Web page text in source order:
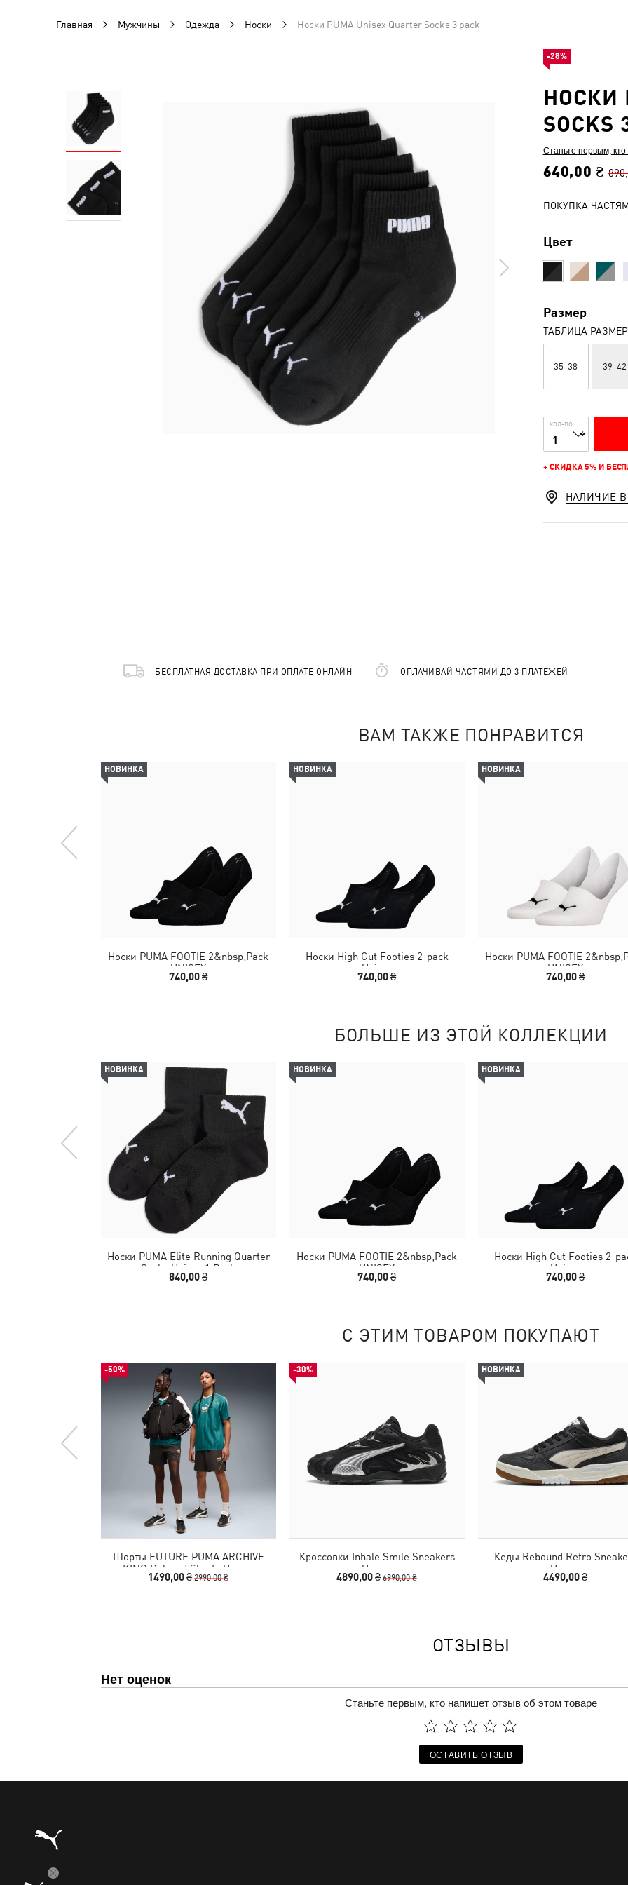
Главная Мужчины Одежда Носки Носки PUMA Unisex Quarter Socks 3 pack
НОСКИ
SOCKS
Станьте первым,
640,00 ₴
ПОКУПКА
Цвет
Размер
ТАБЛИЦА
35-38 39-42
КОЛ-ВО
+ СКИДКА 5% И
-28%
НАЛИЧИЕ
БЕСПЛАТНАЯ ДОСТАВКА ПРИ ОПЛАТЕ ОНЛАЙН ОПЛАЧИВАЙ ЧАСТЯМИ ДО 3 ПЛАТЕЖЕЙ
ВАМ ТАКЖЕ ПОНРАВИТСЯ
НОВИНКА
Носки PUMA FOOTIE 2&nbsp;Pack
UNISEX
740,00 ₴
НОВИНКА
Носки High Cut Footies 2-pack
Unisex
740,00 ₴
НОВИНКА
Носки PUMA FOOTIE
UNISEX
740,00 ₴
БОЛЬШЕ ИЗ ЭТОЙ КОЛЛЕКЦИИ
НОВИНКА
Носки PUMA Elite Running Quarter
Socks Unisex 1 Pack
840,00 ₴
НОВИНКА
Носки PUMA FOOTIE 2&nbsp;Pack
UNISEX
740,00 ₴
НОВИНКА
Носки High Cut Footies 2-
Unisex
740,00 ₴
С ЭТИМ ТОВАРОМ ПОКУПАЮТ
-50%
Шорты FUTURE.PUMA.ARCHIVE
KING Relaxed Shorts Unisex
1490,00 ₴2990,00 ₴
-30%
Кроссовки Inhale Smile Sneakers
Unisex
4890,00 ₴6990,00 ₴
НОВИНКА
Кеды Rebound Retro
Unisex
4490,00 ₴
ОТЗЫВЫ
Нет оценок
Станьте первым, кто напишет отзыв об этом товаре
ОСТАВИТЬ ОТЗЫВ